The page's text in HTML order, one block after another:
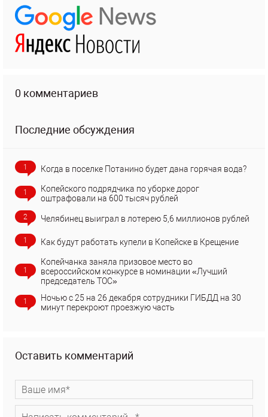
0 комментариев
Последние обсуждения
1 Когда в поселке Потанино будет дана горячая вода?
1
Копейского подрядчика по уборке дорог
оштрафовали на 600 тысяч рублей
2 Челябинец выиграл в лотерею 5,6 миллионов рублей
1 Как будут работать купели в Копейске в Крещение
1
Копейчанка заняла призовое место во
всероссийском конкурсе в номинации «Лучший
председатель ТОС»
1
Ночью с 25 на 26 декабря сотрудники ГИБДД на 30
минут перекроют проезжую часть
Оставить комментарий